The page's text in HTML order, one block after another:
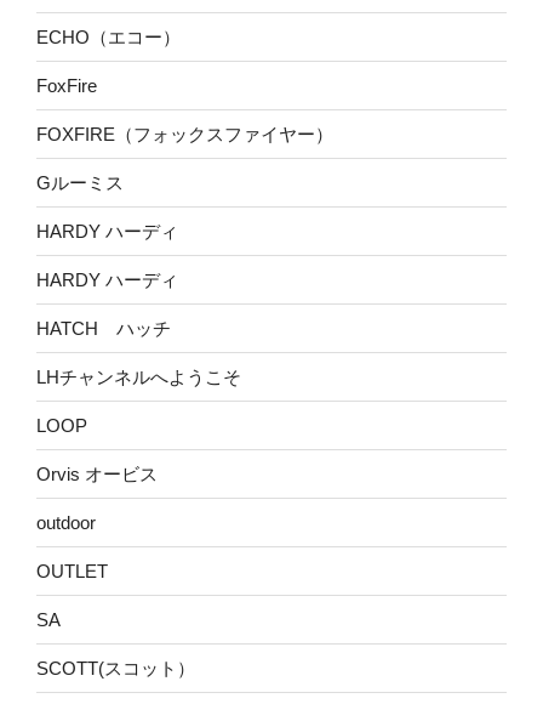
ECHO（エコー）
FoxFire
FOXFIRE（フォックスファイヤー）
Gルーミス
HARDY ハーディ
HARDY ハーディ
HATCH ハッチ
LHチャンネルへようこそ
LOOP
Orvis オービス
outdoor
OUTLET
SA
SCOTT(スコット）